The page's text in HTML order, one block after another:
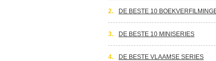
2. DE BESTE 10
3. DE BESTE 10 MINISERIES
4. DE BESTE VLAAMSE SERIES